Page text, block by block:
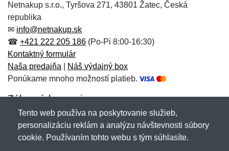
Netnakup s.r.o., Tyršova 271, 43801 Žatec, Česká
republika
✉ info@netnakup.sk
☎ +421 222 205 186 (Po-Pi 8:00-16:30)
Kontaktný formulár
Naša predajňa
Náš výdajný box
Ponúkame mnoho možností platieb.
Zákaznícky servis
Novinky emailom
Tento web používa na poskytovanie služieb,
personalizáciu reklám a analýzu návštevnosti súbory
cookie. Používaním tohto webu s tým súhlasíte.